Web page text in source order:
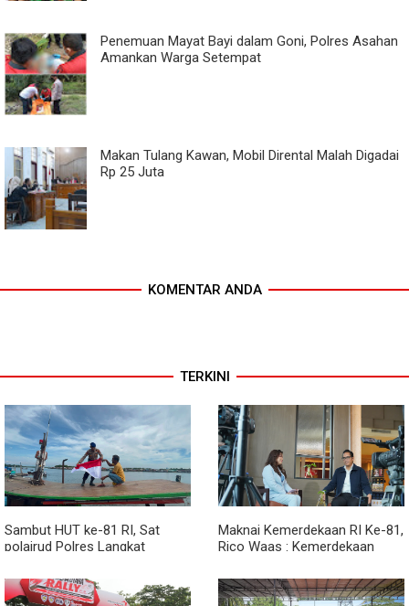
Penemuan Mayat Bayi dalam Goni, Polres Asahan
Amankan Warga Setempat
Makan Tulang Kawan, Mobil Dirental Malah Digadai
Rp 25 Juta
KOMENTAR ANDA
TERKINI
Sambut HUT ke-81 RI, Sat
polairud Polres Langkat
kepada Nelayan
Maknai Kemerdekaan RI Ke-81,
Rico Waas : Kemerdekaan
Lewat Peningkatan Pelayanan
Primer